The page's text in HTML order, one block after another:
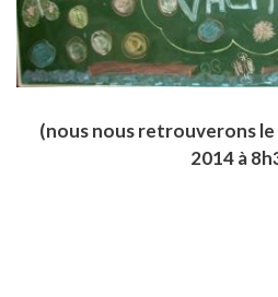
(nous nous retrouverons
2014 à